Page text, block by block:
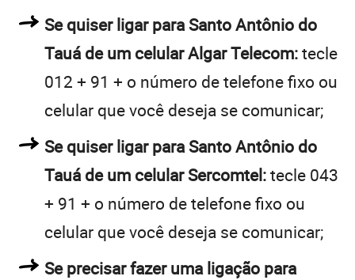
Se quiser ligar para Santo Antônio do
Tauá de um celular Algar Telecom:tecle
012 + 91 + o número de telefone fixo ou
celular que você deseja se comunicar;
Se quiser ligar para Santo Antônio do
Tauá de um celular Sercomtel:tecle 043
+ 91 + o número de telefone fixo ou
celular que você deseja se comunicar;
Se precisar fazer uma ligação para